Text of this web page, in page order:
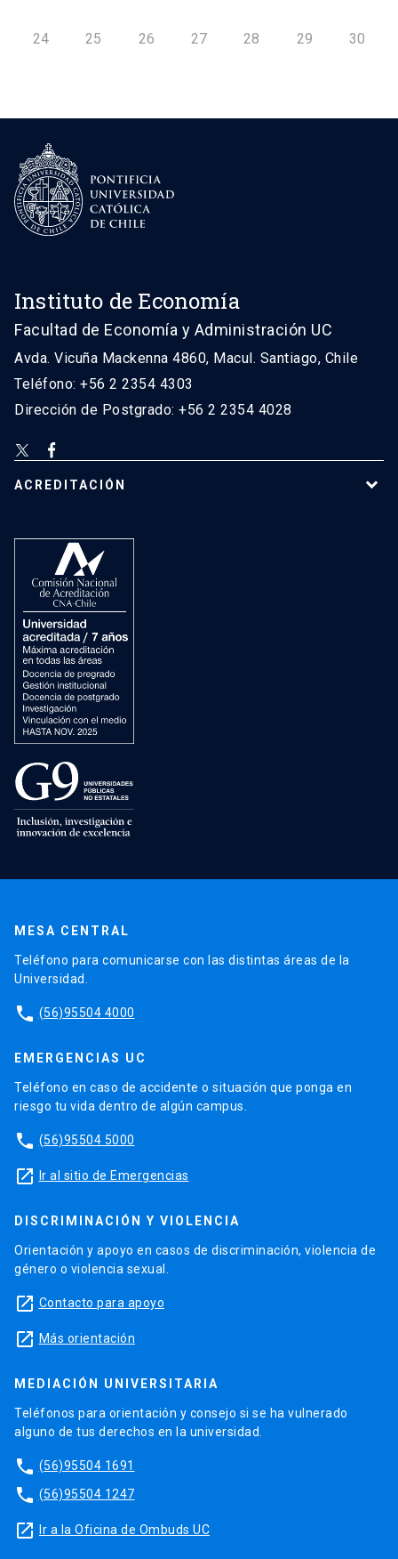
24 25 26 27 28 29 30
Instituto de Economía
Facultad de Economía y Administración UC
Avda. Vicuña Mackenna 4860, Macul. Santiago, Chile
Teléfono: +56 2 2354 4303
Dirección de Postgrado: +56 2 2354 4028
ACREDITACIÓN
MESA CENTRAL
Teléfono para comunicarse con las distintas áreas de la
Universidad.
phone (56)95504 4000
EMERGENCIAS UC
Teléfono en caso de accidente o situación que ponga en
riesgo tu vida dentro de algún campus.
phone (56)95504 5000
launch Ir al sitio de Emergencias
DISCRIMINACIÓN Y VIOLENCIA
Orientación y apoyo en casos de discriminación, violencia de
género o violencia sexual.
launch Contacto para apoyo
launch Más orientación
MEDIACIÓN UNIVERSITARIA
Teléfonos para orientación y consejo si se ha vulnerado
alguno de tus derechos en la universidad.
phone (56)95504 1691
phone (56)95504 1247
launch Ir a la Oficina de Ombuds UC